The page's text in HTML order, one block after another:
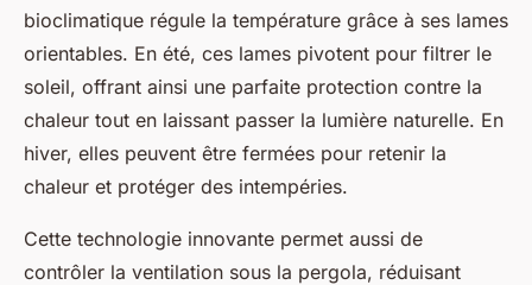
bioclimatique régule la température grâce à ses lames
orientables. En été, ces lames pivotent pour filtrer le
soleil, offrant ainsi une parfaite protection contre la
chaleur tout en laissant passer la lumière naturelle. En
hiver, elles peuvent être fermées pour retenir la
chaleur et protéger des intempéries.
Cette technologie innovante permet aussi de
contrôler la ventilation sous la pergola, réduisant